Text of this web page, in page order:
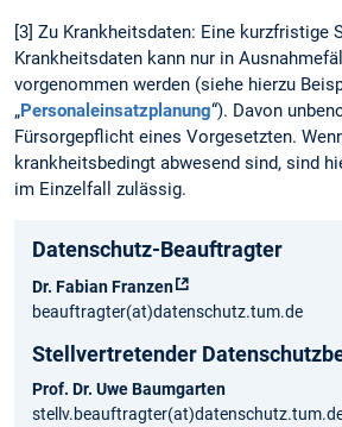
[3] Zu Krankheitsdaten: Eine kurzfristige
Krankheitsdaten kann nur in
vorgenommen werden (siehe hierzu
„Personaleinsatzplanung“). Davon
Fürsorgepflicht eines Vorgesetzten.
krankheitsbedingt abwesend sind, sind
im Einzelfall zulässig.
Datenschutz-Beauftragter
Dr. Fabian Franzen
beauftragter(at)datenschutz.tum.de
Stellvertretender
Prof. Dr. Uwe Baumgarten